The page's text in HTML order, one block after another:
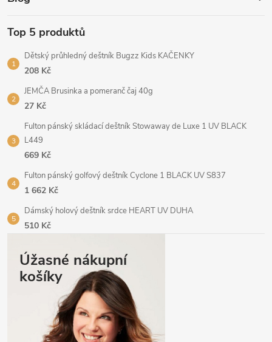
Top 5 produktů
Dětský průhledný deštník Bugzz Kids KAČENKY
208 Kč
JEMČA Brusinka a pomeranč čaj 40g
27 Kč
Fulton pánský skládací deštník Stowaway de Luxe 1 UV BLACK
L449
669 Kč
Fulton pánský golfový deštník Cyclone 1 BLACK UV S837
1 662 Kč
Dámský holový deštník srdce HEART UV DUHA
510 Kč
Úžasné nákupní
košíky